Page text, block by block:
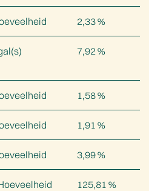
2,33%
7,92 %
1,58%
1,91 %
3,99%
125,81 %